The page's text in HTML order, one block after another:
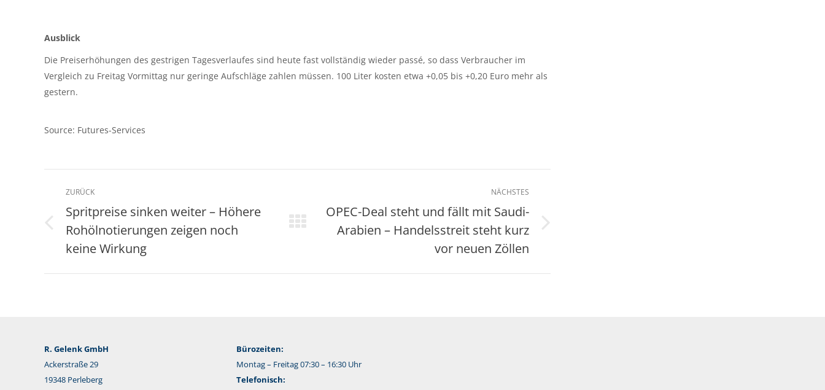
Ausblick
Die Preiserhöhungen des gestrigen Tagesverlaufes sind heute fast vollständig wieder passé, so dass Verbraucher im
Vergleich zu Freitag Vormittag nur geringe Aufschläge zahlen müssen. 100 Liter kosten etwa +0,05 bis +0,20 Euro mehr als
gestern.
Source: Futures-Services
Kommentarnavigation
ZURÜCK
Vorheriger
Beitrag:
Spritpreise sinken weiter – Höhere
Rohölnotierungen zeigen noch
keine Wirkung
NÄCHSTES
Nächster
OPEC-Deal steht und fällt mit Saudi-
Arabien – Handelsstreit steht kurz
vor neuen Zöllen
R. Gelenk GmbH
Ackerstraße 29
19348 Perleberg
Bürozeiten:
Montag – Freitag 07:30 – 16:30 Uhr
Telefonisch: